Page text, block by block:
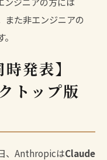
また非エンジニアの
発表】
トップ版
、AnthropicはClaude